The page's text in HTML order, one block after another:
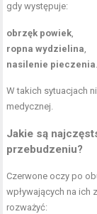
gdy występuje:
obrzęk powiek,
ropna wydzielina,
nasilenie pieczenia.
W takich sytuacjach
medycznej.
Jakie są
przebudzeniu?
Czerwone oczy po
wpływających na ich
rozważyć: